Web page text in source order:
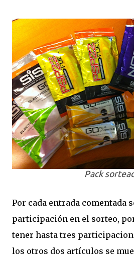
Pack
Por cada entrada comentada
participación en el sorteo,
tener hasta tres
los otros dos artículos se